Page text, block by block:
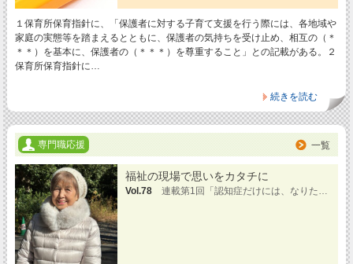
１保育所保育指針に、「保護者に対する子育て支援を行う際には、各地域や
家庭の実態等を踏まえるとともに、保護者の気持ちを受け止め、相互の（＊
＊＊）を基本に、保護者の（＊＊＊）を尊重すること」との記載がある。２
保育所保育指針に…
続きを読む
専門職応援 一覧
福祉の現場で思いをカタチに
Vol.78 連載第1回「認知症だけには、なりた…